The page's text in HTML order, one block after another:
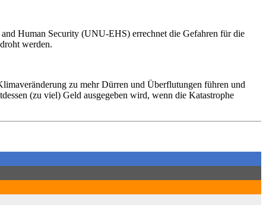
Human Security (UNU-EHS) errechnet die Gefahren für die
werden.
zu mehr Dürren und Überflutungen führen und
(zu viel) Geld ausgegeben wird, wenn die Katastrophe